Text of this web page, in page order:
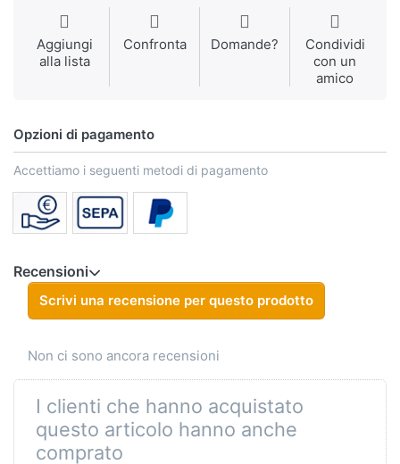
Aggiungi
alla lista
Confronta Domande?
Condividi
con un
amico
Opzioni di pagamento
Accettiamo i seguenti metodi di pagamento
Recensioni
Scrivi una recensione per questo prodotto
Non ci sono ancora recensioni
I clienti che hanno acquistato
questo articolo hanno anche
comprato